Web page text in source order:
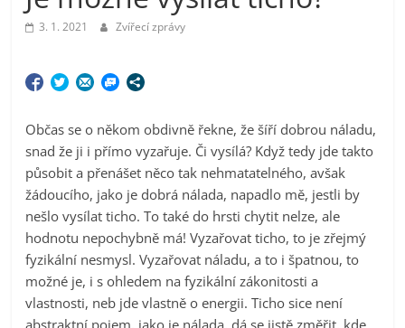
3. 1. 2021 Zvířecí zprávy
Občas se o někom obdivně řekne, že šíří dobrou náladu,
snad že ji i přímo vyzařuje. Či vysílá? Když tedy jde takto
působit a přenášet něco tak nehmatatelného, avšak
žádoucího, jako je dobrá nálada, napadlo mě, jestli by
nešlo vysílat ticho. To také do hrsti chytit nelze, ale
hodnotu nepochybně má! Vyzařovat ticho, to je zřejmý
fyzikální nesmysl. Vyzařovat náladu, a to i špatnou, to
možné je, i s ohledem na fyzikální zákonitosti a
vlastnosti, neb jde vlastně o energii. Ticho sice není
abstraktní pojem, jako je nálada, dá se jistě změřit, kde